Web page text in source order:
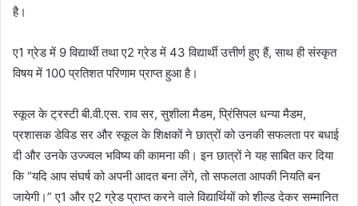
है।
ए1 ग्रेड में 9 विद्यार्थी तथा ए2 ग्रेड में 43 विद्यार्थी उत्तीर्ण हुए हैं, साथ ही संस्कृत
विषय में 100 प्रतिशत परिणाम प्राप्त हुआ है।
स्कूल के ट्रस्टी बी.वी.एस. राव सर, सुशीला मैडम, प्रिंसिपल धन्या मैडम,
प्रशासक डेविड सर और स्कूल के शिक्षकों ने छात्रों को उनकी सफलता पर बधाई
दी और उनके उज्ज्वल भविष्य की कामना की। इन छात्रों ने यह साबित कर दिया
कि “यदि आप संघर्ष को अपनी आदत बना लेंगे, तो सफलता आपकी नियति बन
जायेगी।” ए1 और ए2 ग्रेड प्राप्त करने वाले विद्यार्थियों को शील्ड देकर सम्मानित